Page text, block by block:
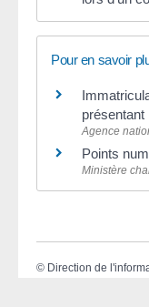
Pour en savoir
présentant
Agence
Points
Ministère
© Direction de